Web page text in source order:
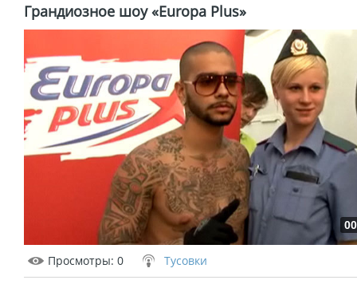
Грандиозное шоу «Europa Plus»
Просмотры: 0 Тусовки